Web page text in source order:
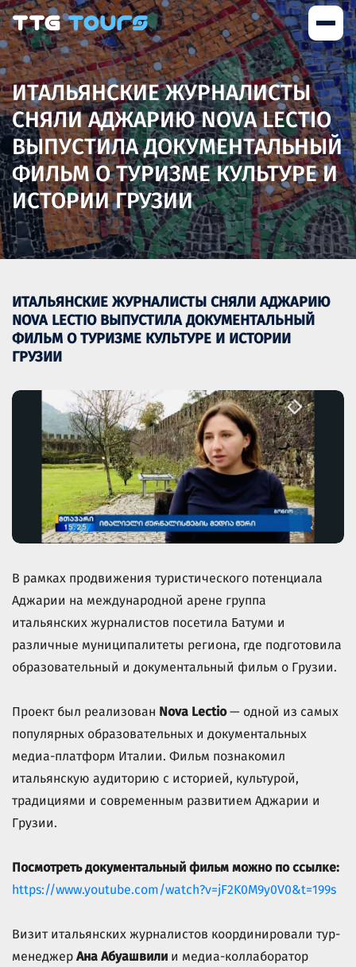
ИТАЛЬЯНСКИЕ ЖУРНАЛИСТЫ
СНЯЛИ АДЖАРИЮ NOVA LECTIO
ВЫПУСТИЛА ДОКУМЕНТАЛЬНЫЙ
ФИЛЬМ О ТУРИЗМЕ КУЛЬТУРЕ И
ИСТОРИИ ГРУЗИИ
ИТАЛЬЯНСКИЕ ЖУРНАЛИСТЫ СНЯЛИ АДЖАРИЮ
NOVA LECTIO ВЫПУСТИЛА ДОКУМЕНТАЛЬНЫЙ
ФИЛЬМ О ТУРИЗМЕ КУЛЬТУРЕ И ИСТОРИИ
ГРУЗИИ
В рамках продвижения туристического потенциала
Аджарии на международной арене группа
итальянских журналистов посетила Батуми и
различные муниципалитеты региона, где подготовила
образовательный и документальный фильм о Грузии.
Проект был реализован Nova Lectio— одной из самых
популярных образовательных и документальных
медиа-платформ Италии. Фильм познакомил
итальянскую аудиторию с историей, культурой,
традициями и современным развитием Аджарии и
Грузии.
Посмотреть документальный фильм можно по ссылке:
https://www.youtube.com/watch?v=jF2K0M9y0V0&t=199s
Визит итальянских журналистов координировали тур-
менеджер Ана Абуашвили и медиа-коллаборатор